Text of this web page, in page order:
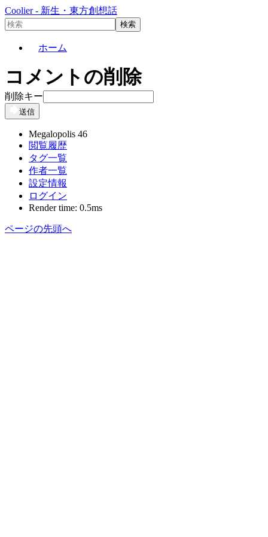
Coolier - 新生・東方創想話
ホーム
コメントの削除
削除キー
送信
Megalopolis 46
閲覧履歴
タグ一覧
作者一覧
設定情報
ログイン
Render time: 0.5ms
ページの先頭へ